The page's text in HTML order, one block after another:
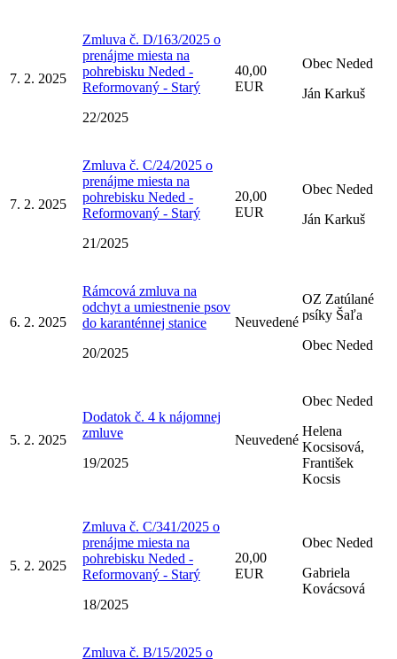
7. 2. 2025
Zmluva č. D/163/2025 o
prenájme miesta na
pohrebisku Neded -
Reformovaný - Starý
22/2025
40,00
EUR
Obec Neded
Ján Karkuš
7. 2. 2025
Zmluva č. C/24/2025 o
prenájme miesta na
pohrebisku Neded -
Reformovaný - Starý
21/2025
20,00
EUR
Obec Neded
Ján Karkuš
6. 2. 2025
Rámcová zmluva na
odchyt a umiestnenie psov
do karanténnej stanice
20/2025
Neuvedené
OZ Zatúlané
psíky Šaľa
Obec Neded
5. 2. 2025
Dodatok č. 4 k nájomnej
zmluve
19/2025
Neuvedené
Obec Neded
Helena
Kocsisová,
František
Kocsis
5. 2. 2025
Zmluva č. C/341/2025 o
prenájme miesta na
pohrebisku Neded -
Reformovaný - Starý
18/2025
20,00
EUR
Obec Neded
Gabriela
Kovácsová
Zmluva č. B/15/2025 o